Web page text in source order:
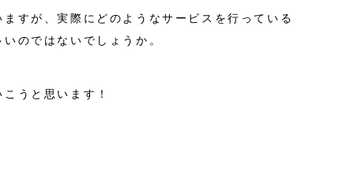
すが、実際にどのようなサービスを行っている
のではないでしょうか。
うと思います！